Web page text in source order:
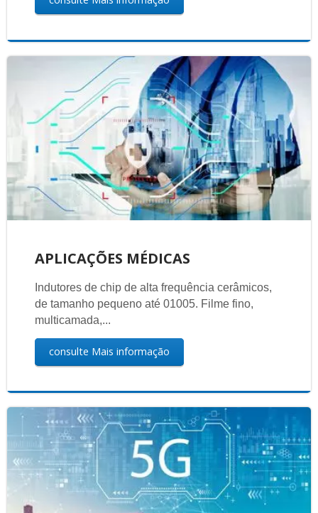
APLICAÇÕES MÉDICAS
Indutores de chip de alta frequência cerâmicos,
de tamanho pequeno até 01005. Filme fino,
multicamada,...
consulte Mais informação